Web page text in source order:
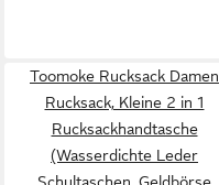
Toomoke Rucksack Damen
Rucksack, Kleine 2 in 1
Rucksackhandtasche
(Wasserdichte Leder
Schultaschen, Geldbörse